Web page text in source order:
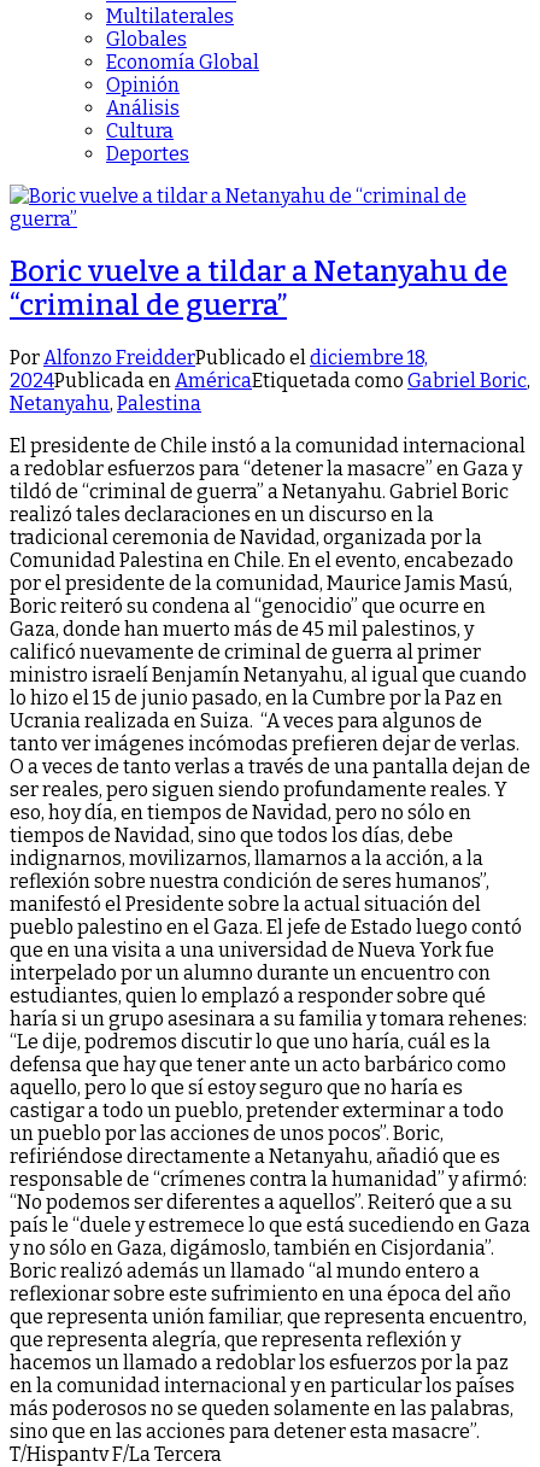
Multilaterales
Globales
Economía Global
Opinión
Análisis
Cultura
Deportes
Boric vuelve a tildar a Netanyahu de
“criminal de guerra”
PorAlfonzo FreidderPublicado eldiciembre 18,
2024Publicada enAméricaEtiquetada como Gabriel Boric,
Netanyahu, Palestina
El presidente de Chile instó a la comunidad internacional
a redoblar esfuerzos para “detener la masacre” en Gaza y
tildó de “criminal de guerra” a Netanyahu. Gabriel Boric
realizó tales declaraciones en un discurso en la
tradicional ceremonia de Navidad, organizada por la
Comunidad Palestina en Chile. En el evento, encabezado
por el presidente de la comunidad, Maurice Jamis Masú,
Boric reiteró su condena al “genocidio” que ocurre en
Gaza, donde han muerto más de 45 mil palestinos, y
calificó nuevamente de criminal de guerra al primer
ministro israelí Benjamín Netanyahu, al igual que cuando
lo hizo el 15 de junio pasado, en la Cumbre por la Paz en
Ucrania realizada en Suiza. “A veces para algunos de
tanto ver imágenes incómodas prefieren dejar de verlas.
O a veces de tanto verlas a través de una pantalla dejan de
ser reales, pero siguen siendo profundamente reales. Y
eso, hoy día, en tiempos de Navidad, pero no sólo en
tiempos de Navidad, sino que todos los días, debe
indignarnos, movilizarnos, llamarnos a la acción, a la
reflexión sobre nuestra condición de seres humanos”,
manifestó el Presidente sobre la actual situación del
pueblo palestino en el Gaza. El jefe de Estado luego contó
que en una visita a una universidad de Nueva York fue
interpelado por un alumno durante un encuentro con
estudiantes, quien lo emplazó a responder sobre qué
haría si un grupo asesinara a su familia y tomara rehenes:
“Le dije, podremos discutir lo que uno haría, cuál es la
defensa que hay que tener ante un acto barbárico como
aquello, pero lo que sí estoy seguro que no haría es
castigar a todo un pueblo, pretender exterminar a todo
un pueblo por las acciones de unos pocos”. Boric,
refiriéndose directamente a Netanyahu, añadió que es
responsable de “crímenes contra la humanidad” y afirmó:
“No podemos ser diferentes a aquellos”. Reiteró que a su
país le “duele y estremece lo que está sucediendo en Gaza
y no sólo en Gaza, digámoslo, también en Cisjordania”.
Boric realizó además un llamado “al mundo entero a
reflexionar sobre este sufrimiento en una época del año
que representa unión familiar, que representa encuentro,
que representa alegría, que representa reflexión y
hacemos un llamado a redoblar los esfuerzos por la paz
en la comunidad internacional y en particular los países
más poderosos no se queden solamente en las palabras,
sino que en las acciones para detener esta masacre”.
T/Hispantv F/La Tercera